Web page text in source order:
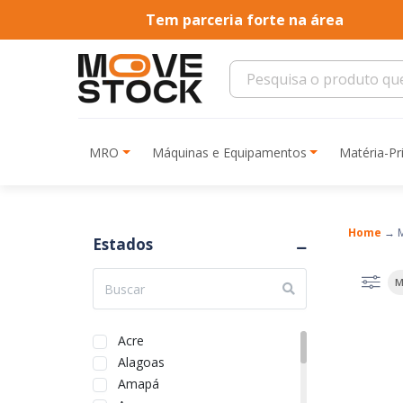
Tem parceria forte na área
MRO Máquinas e Equipamentos Matéria-
Estados
Acre
Alagoas
Amapá
Home →